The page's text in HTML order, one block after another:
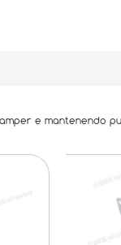
e mantenendo